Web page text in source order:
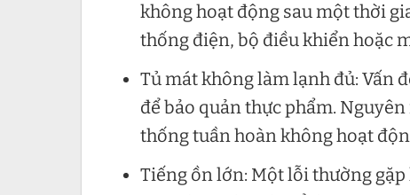
không hoạt động sau một thời
thống điện, bộ điều khiển hoặc
Tủ mát không làm lạnh đủ: Vấn
để bảo quản thực phẩm.
thống tuần hoàn không hoạt
Tiếng ồn lớn: Một lỗi thường